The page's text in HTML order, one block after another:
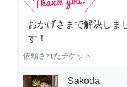
おかげさまで解決しま
す！
依頼されたチケット
Sakoda